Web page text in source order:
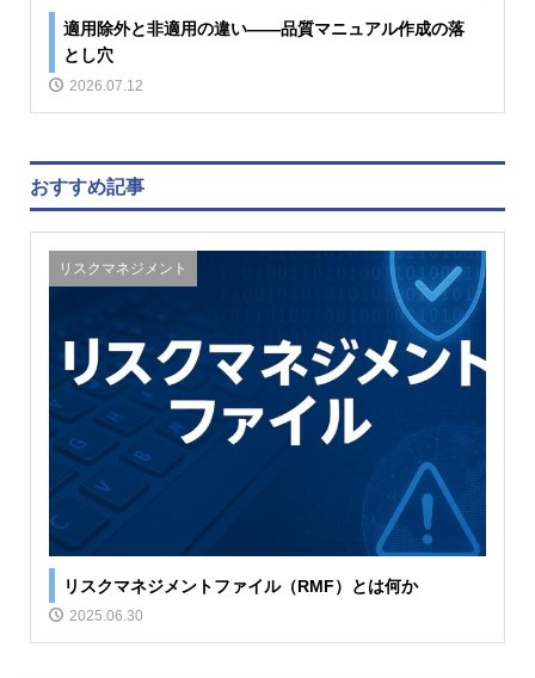
適用除外と非適用の違い――品質マニュアル作成の落
とし穴
2026.07.12
おすすめ記事
リスクマネジメント
リスクマネジメントファイル（RMF）とは何か
2025.06.30